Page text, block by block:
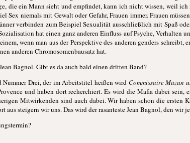
die ein Mann sieht und empfindet, kann ich nicht wissen, weil
Sex niemals mit Gewalt oder Gefahr, Frauen immer. Frauen
verbinden zum Beispiel Sexualität ausschließlich mit Spaß
hat einen ganz anderen Einfluss auf Psyche, Verhalten
wenn man aus der Perspektive des anderen genders
anderen Chromosomenbausatz hat.
Bagnol. Gibt es da auch bald einen dritten Band?
Nummer Drei, der im Arbeitstitel heißen wird Commissaire Mazan
und haben dort recherchiert. Es wird die Mafia dabei sein,
Mitwirkenden sind auch dabei. Wir haben schon die ersten
aus steigern wir uns. Das wird der rasanteste Jean Bagnol, den wir